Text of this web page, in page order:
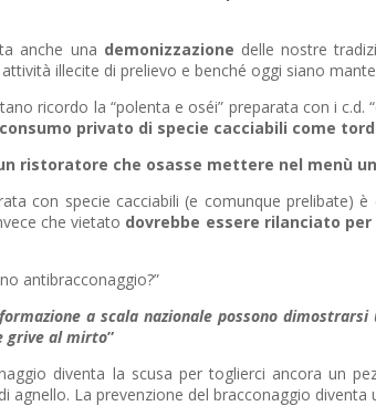
anche una demonizzazione delle nostre
illecite di prelievo e benché oggi siano
ricordo la “polenta e oséi” preparata con i
consumo privato di specie cacciabili come
ristoratore che osasse mettere nel menù
con specie cacciabili (e comunque
che vietato dovrebbe essere rilanciato
antibracconaggio?”
a scala nazionale possono
grive al mirto”
diventa la scusa per toglierci ancora un
agnello. La prevenzione del bracconaggio